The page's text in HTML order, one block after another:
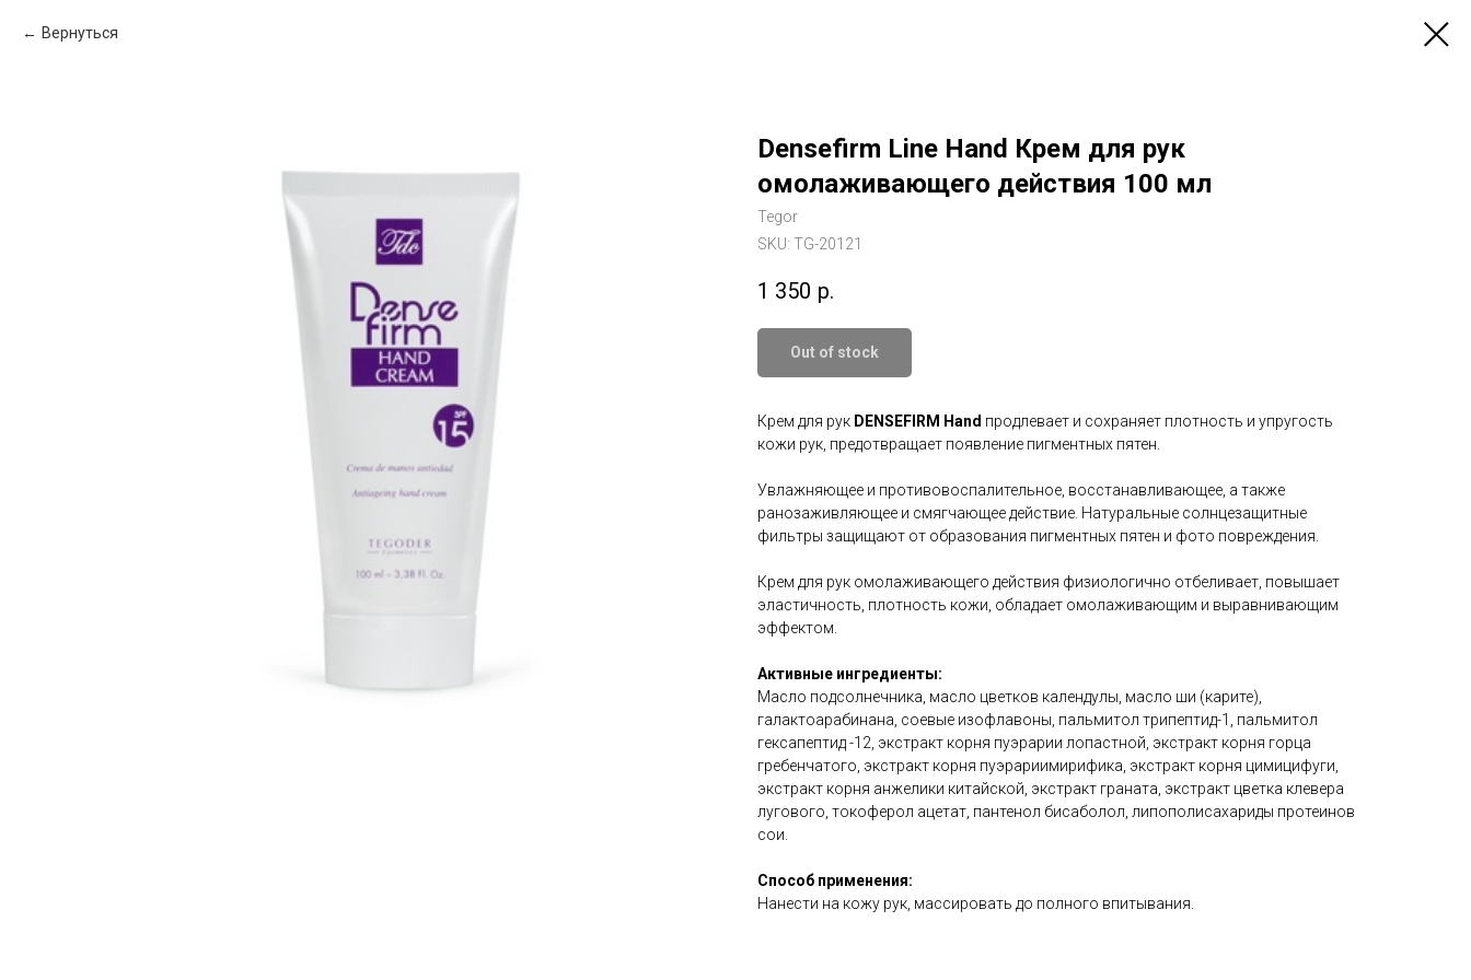
Вернуться
Densefirm Line Hand Крем для рук
омолаживающего действия 100 мл
Tegor
SKU: TG-20121
1 350 р.
Out of stock
Крем для рук DENSEFIRM Hand продлевает и сохраняет плотность и упругость
кожи рук, предотвращает появление пигментных пятен.
Увлажняющее и противовоспалительное, восстанавливающее, а также
ранозаживляющее и смягчающее действие. Натуральные солнцезащитные
фильтры защищают от образования пигментных пятен и фото повреждения.
Крем для рук омолаживающего действия физиологично отбеливает, повышает
эластичность, плотность кожи, обладает омолаживающим и выравнивающим
эффектом.
Активные ингредиенты:
Масло подсолнечника, масло цветков календулы, масло ши (карите),
галактоарабинана, соевые изофлавоны, пальмитол трипептид-1, пальмитол
гексапептид -12, экстракт корня пуэрарии лопастной, экстракт корня горца
гребенчатого, экстракт корня пуэрариимирифика, экстракт корня цимицифуги,
экстракт корня анжелики китайской, экстракт граната, экстракт цветка клевера
лугового, токоферол ацетат, пантенол бисаболол, липополисахариды протеинов
сои.
Способ применения:
Нанести на кожу рук, массировать до полного впитывания.